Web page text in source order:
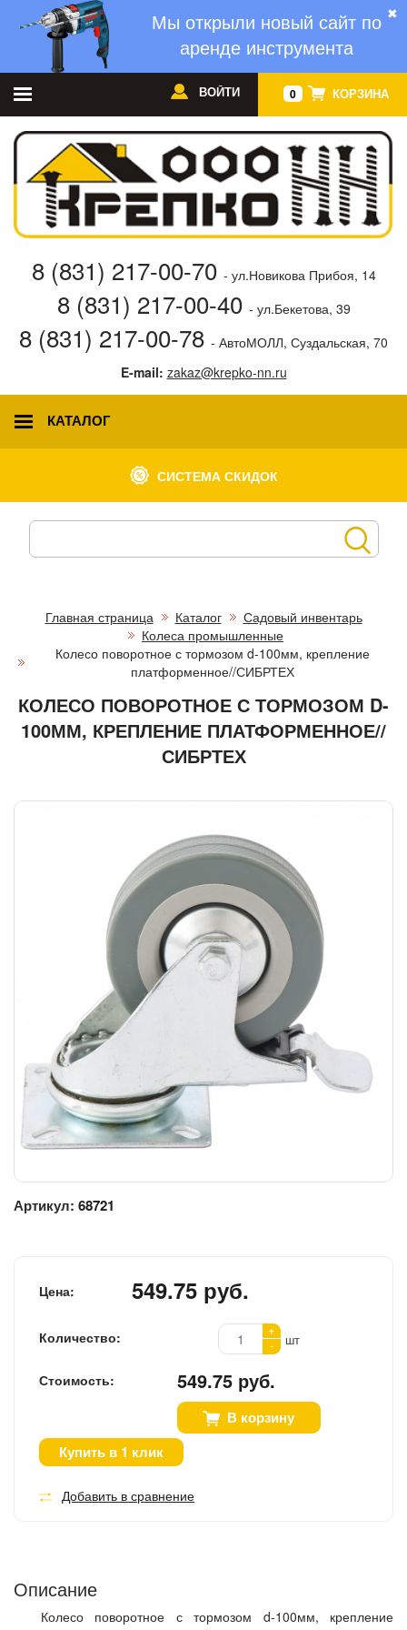
✖
Мы открыли новый сайт по
аренде инструмента
0 КОРЗИНА
ВОЙТИ
8 (831) 217-00-70 - ул.Новикова Прибоя, 14
8 (831) 217-00-40 - ул.Бекетова, 39
8 (831) 217-00-78 - АвтоМОЛЛ, Суздальская, 70
E-mail: zakaz@krepko-nn.ru
КАТАЛОГ
СИСТЕМА СКИДОК
Главная страница Каталог
Садовый инвентарь
Колеса промышленные
Колесо поворотное с тормозом d-100мм, крепление
платформенное//СИБРТЕХ
КОЛЕСО ПОВОРОТНОЕ С ТОРМОЗОМ D-
100ММ, КРЕПЛЕНИЕ ПЛАТФОРМЕННОЕ//
СИБРТЕХ
Артикул: 68721
Цена: 549.75 руб.
Количество:
+
-
шт
Стоимость: 549.75 руб.
В корзину
Купить в 1 клик
Добавить в сравнение
Описание
Колесо поворотное с тормозом d-100мм, крепление